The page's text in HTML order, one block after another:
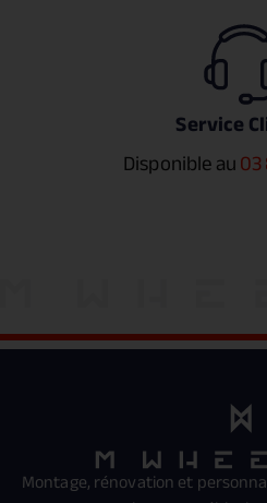
Service
Disponible au
Montage, rénovation et